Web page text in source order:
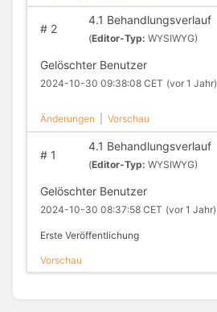
#2
4.1 Behandlungsverlauf
(Editor-Typ: WYSIWYG)
Gelöschter Benutzer
2024-10-30 09:38:08 CET (vor 1 Jahr)
Änderungen Vorschau
#1
4.1 Behandlungsverlauf
(Editor-Typ: WYSIWYG)
Gelöschter Benutzer
2024-10-30 08:37:58 CET (vor 1 Jahr)
Erste Veröffentlichung
Vorschau